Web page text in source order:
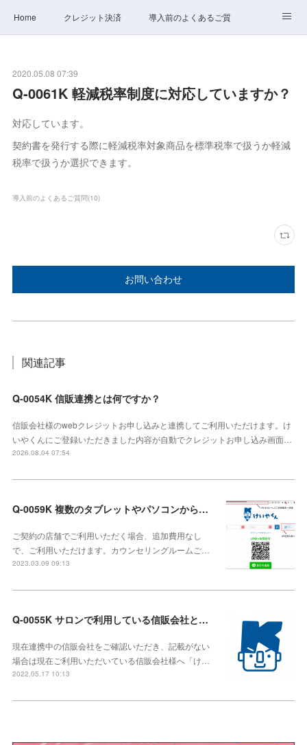
Home クレジット決済 導入前のよくあるご質問
2020.05.08 07:39
Q-0061K 軽減税率制度に対応していますか？
対応しています。
契約書を発行する際に軽減税率対象商品を標準税率で扱うか軽減
税率で扱うか選択できます。
導入前のよくあるご質問(10)
お問い合わせ
関連記事
Q-0054K 信販連携とは何ですか？
信販会社様のwebクレジットお申し込みと連携してご利用いただけます。け
いやくんにご登録いただきました内容が自動でクレジットお申し込み画面…
2026.08.04 07:54
Q-0059K 複数のタブレットやパソコンから利用できますか？
ご契約の店舗でご利用いただく場合、追加費用なし
で、ご利用いただけます。カウンセリングルームご…
2023.03.09 09:13
Q-0055K サロンで利用している信販会社とも連携して利用したい。
現在連携中の信販会社をご確認いただき、記載がない
場合は現在ご利用いただいている信販会社様へ「け…
2022.05.17 10:13